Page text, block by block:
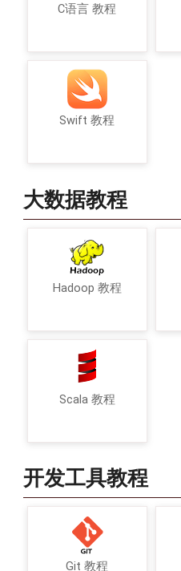
C语言 教程
Swift 教程
大数据教程
Hadoop 教程
Scala 教程
开发工具教程
Git 教程